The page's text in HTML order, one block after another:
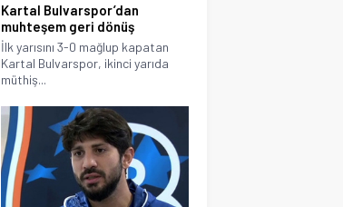
Kartal Bulvarspor’dan
muhteşem geri dönüş
İlk yarısını 3-0 mağlup kapatan
Kartal Bulvarspor, ikinci yarıda
müthiş...